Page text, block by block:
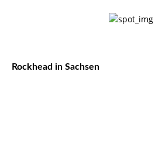
Rockhead in Sachsen